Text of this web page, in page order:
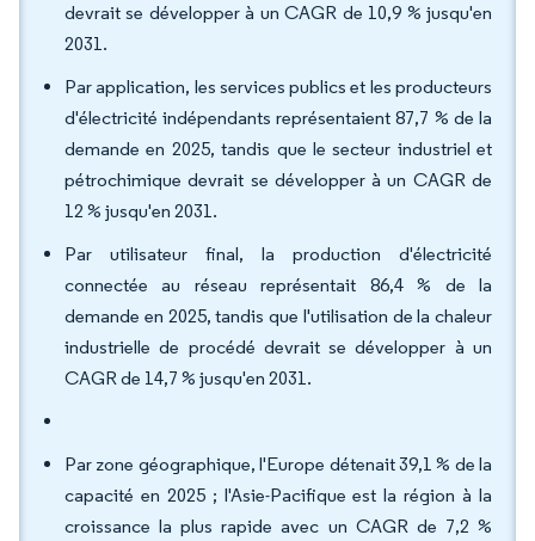
devrait se développer à un CAGR de 10,9 % jusqu'en
2031.
Par application, les services publics et les producteurs
d'électricité indépendants représentaient 87,7 % de la
demande en 2025, tandis que le secteur industriel et
pétrochimique devrait se développer à un CAGR de
12 % jusqu'en 2031.
Par utilisateur final, la production d'électricité
connectée au réseau représentait 86,4 % de la
demande en 2025, tandis que l'utilisation de la chaleur
industrielle de procédé devrait se développer à un
CAGR de 14,7 % jusqu'en 2031.
Par zone géographique, l'Europe détenait 39,1 % de la
capacité en 2025 ; l'Asie-Pacifique est la région à la
croissance la plus rapide avec un CAGR de 7,2 %